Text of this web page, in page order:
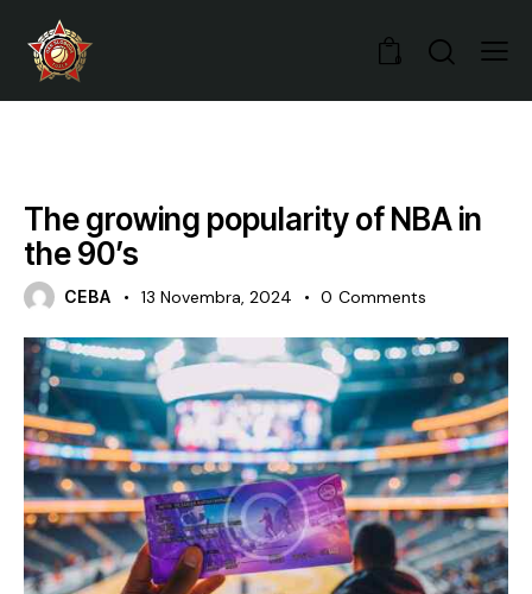
0
The growing popularity of NBA in
the 90’s
CEBA 13 Novembra, 2024 0 Comments